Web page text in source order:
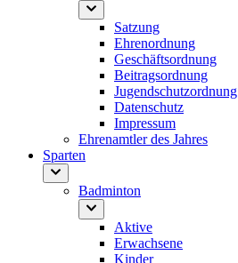
Satzung
Ehrenordnung
Geschäftsordnung
Beitragsordnung
Jugendschutzordnung
Datenschutz
Impressum
Ehrenamtler des Jahres
Sparten
Badminton
Aktive
Erwachsene
Kinder